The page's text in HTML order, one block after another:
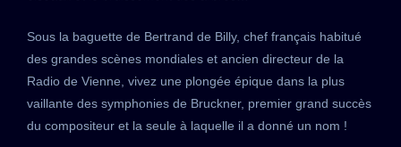
Sous la baguette de Bertrand de Billy, chef français habitué
des grandes scènes mondiales et ancien directeur de la
Radio de Vienne, vivez une plongée épique dans la plus
vaillante des symphonies de Bruckner, premier grand succès
du compositeur et la seule à laquelle il a donné un nom !